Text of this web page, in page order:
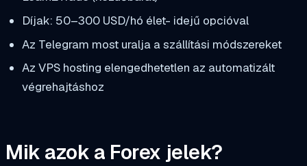
Díjak: 50–300 USD/hó élet- idejű opcióval
Az Telegram most uralja a szállítási módszereket
Az VPS hosting elengedhetetlen az automatizált
végrehajtáshoz
Mik azok a Forex jelek?